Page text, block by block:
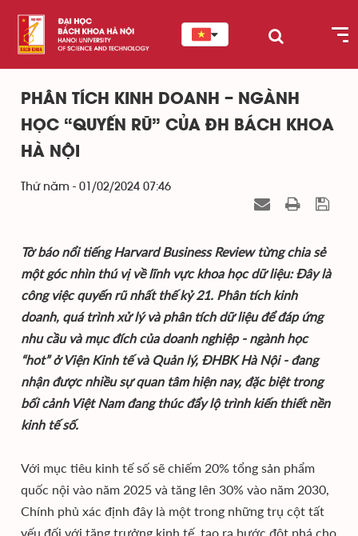
PHÂN TÍCH KINH DOANH – NGÀNH
HỌC “QUYẾN RŨ” CỦA ĐH BÁCH KHOA
HÀ NỘI
Thứ năm - 01/02/2024 07:46
Tờ báo nổi tiếng Harvard Business Review từng chia sẻ
một góc nhìn thú vị về lĩnh vực khoa học dữ liệu: Đây là
công việc quyến rũ nhất thế kỷ 21. Phân tích kinh
doanh, quá trình xử lý và phân tích dữ liệu để đáp ứng
nhu cầu và mục đích của doanh nghiệp - ngành học
“hot” ở Viện Kinh tế và Quản lý, ĐHBK Hà Nội - đang
nhận được nhiều sự quan tâm hiện nay, đặc biệt trong
bối cảnh Việt Nam đang thúc đẩy lộ trình kiến thiết nền
kinh tế số.
Với mục tiêu kinh tế số sẽ chiếm 20% tổng sản phẩm
quốc nội vào năm 2025 và tăng lên 30% vào năm 2030,
Chính phủ xác định đây là một trong những trụ cột tất
yếu đối với tăng trưởng kinh tế, tạo ra bước đột phá cho